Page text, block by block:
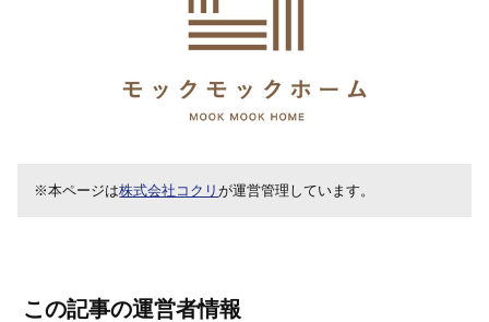
※本ページは株式会社コクリが運営管理しています。
この記事の運営者情報